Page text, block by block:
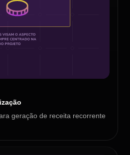
geração de receita recorrente